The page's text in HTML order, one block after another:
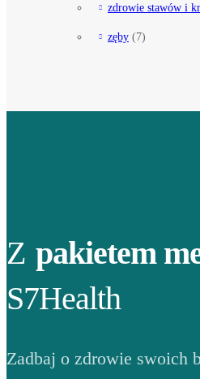
zdrowie stawów i
zęby (7)
Z pakietem
S7Health
Zadbaj o zdrowie swoich